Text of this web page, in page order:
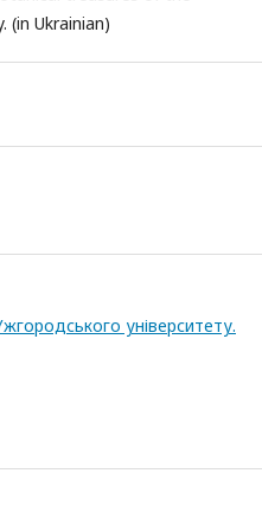
(in Ukrainian)
університету.